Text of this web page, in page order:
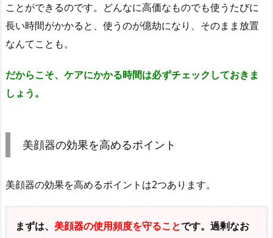
ことができるのです。どんなに高価なものでも使うたびに
長い時間がかかると、使うのが億劫になり、そのまま放置
なんてことも。
だからこそ、ケアにかかる時間は必ずチェックしておきま
しょう。
美顔器の効果を高めるポイント
美顔器の効果を高めるポイントは2つあります。
まずは、 美顔器の使用頻度を守ることです。過剰なお